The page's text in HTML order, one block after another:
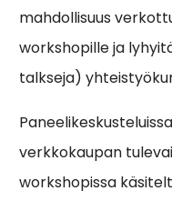
mahdollisuus
workshopille ja
talkseja)
verkkokaupan
workshopissa